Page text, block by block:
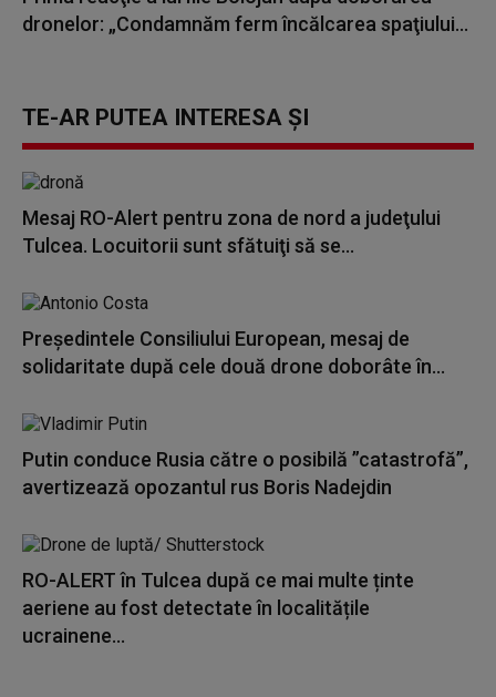
dronelor: „Condamnăm ferm încălcarea spaţiului...
TE-AR PUTEA INTERESA ȘI
Mesaj RO-Alert pentru zona de nord a judeţului
Tulcea. Locuitorii sunt sfătuiţi să se...
Președintele Consiliului European, mesaj de
solidaritate după cele două drone doborâte în...
Putin conduce Rusia către o posibilă ”catastrofă”,
avertizează opozantul rus Boris Nadejdin
RO-ALERT în Tulcea după ce mai multe ținte
aeriene au fost detectate în localitățile
ucrainene...